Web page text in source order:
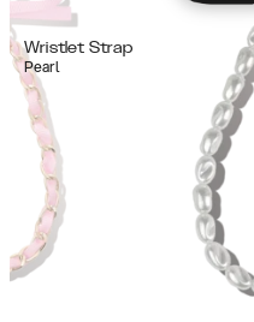
Wristlet Strap
Pearl